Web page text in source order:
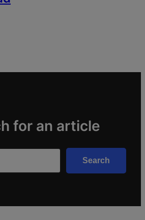
for an article
Search